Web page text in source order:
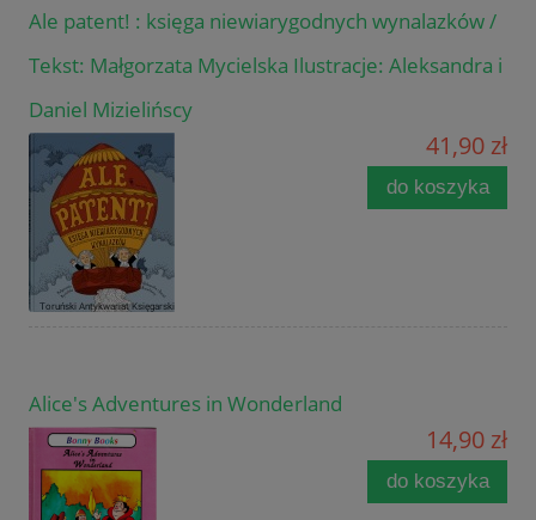
Ale patent! : księga niewiarygodnych wynalazków /
Tekst: Małgorzata Mycielska Ilustracje: Aleksandra i
Daniel Mizielińscy
41,90 zł
do koszyka
Alice's Adventures in Wonderland
14,90 zł
do koszyka